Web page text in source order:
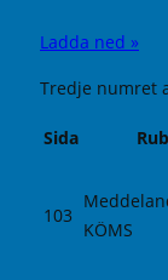
Ladda ned »
Tredje numret
Sida
103
KÖMS